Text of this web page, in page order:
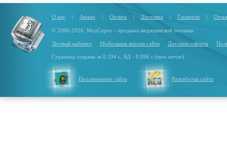
О нас | Акции | Оплата | Доставка | Гарантия |
© 2006-2026. МедСпрос - продажа медицинской техники
Личный кабинет Мобильная версия сайта Договор-оферта
Страница создана за 0.194 с, БД - 0.096 с (new server)
Продвижение сайта Разработка сайта